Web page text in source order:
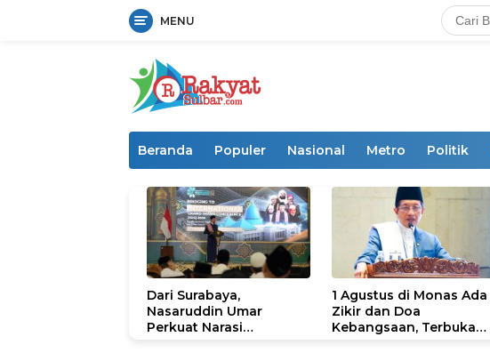
MENU
Beranda Populer Nasional Metro Politik
Dari Surabaya,
Nasaruddin Umar
Perkuat Narasi
1 Agustus di Monas Ada
Zikir dan Doa
Kebangsaan, Terbuka